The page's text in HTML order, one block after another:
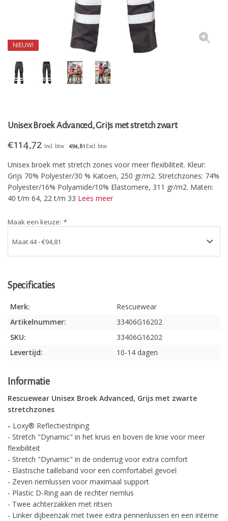
NIEUW!
Unisex Broek Advanced, Grijs met stretch zwart
€114,72 Incl. btw €94,81 Excl. btw
Unisex broek met stretch zones voor meer flexibiliteit. Kleur:
Grijs 70% Polyester/30 % Katoen, 250 gr/m2. Stretchzones: 74%
Polyester/16% Polyamide/10% Elastomere, 311 gr/m2. Maten:
40 t/m 64, 22 t/m 33 Lees meer
Maak een keuze: *
Specificaties
Merk:
Rescuewear
Artikelnummer:
33406G16202
SKU:
33406G16202
Levertijd:
10-14 dagen
Informatie
Rescuewear Unisex Broek Advanced, Grijs met zwarte
stretchzones
- Loxy® Reflectiestriping
- Stretch "Dynamic" in het kruis en boven de knie voor meer
flexibiliteit
- Stretch "Dynamic" in de onderrug voor extra comfort
- Elastische tailleband voor een comfortabel gevoel
- Zeven riemlussen voor maximaal support
- Plastic D-Ring aan de rechter riemlus
- Twee achterzakken met ritsen
- Linker dijbeenzak met twee extra pennenlussen en een interne